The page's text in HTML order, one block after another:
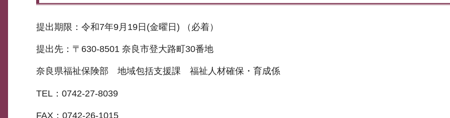
提出期限：令和7年9月19日(金曜日) （必着）
提出先：〒630-8501 奈良市登大路町30番地
奈良県福祉保険部 地域包括支援課 福祉人材確保・育成係
TEL：0742-27-8039
FAX：0742-26-1015